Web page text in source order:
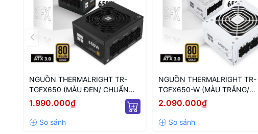
NGUỒN THERMALRIGHT TR-
TGFX650 (MÀU ĐEN/ CHUẨN
SFX/ FULL MODULAR/ 650W)
1.990.000₫
NGUỒN THERMALRIGHT TR-
TGFX650-W (MÀU TRẮNG/
CHUẨN SFX/ FULL MODULAR/
2.090.000₫